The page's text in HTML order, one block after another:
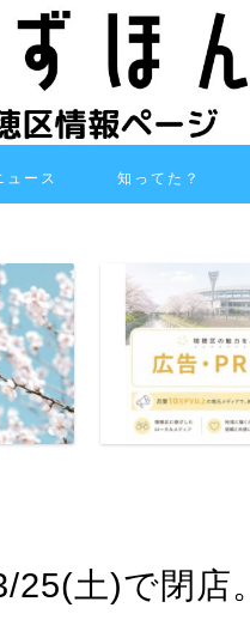
ュース 知ってた？
土)で閉店。